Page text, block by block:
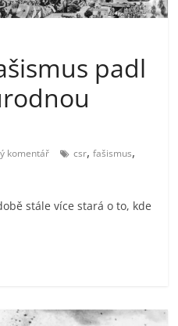
padl
komentář csr,fašismus,
stále více stará o to, kde